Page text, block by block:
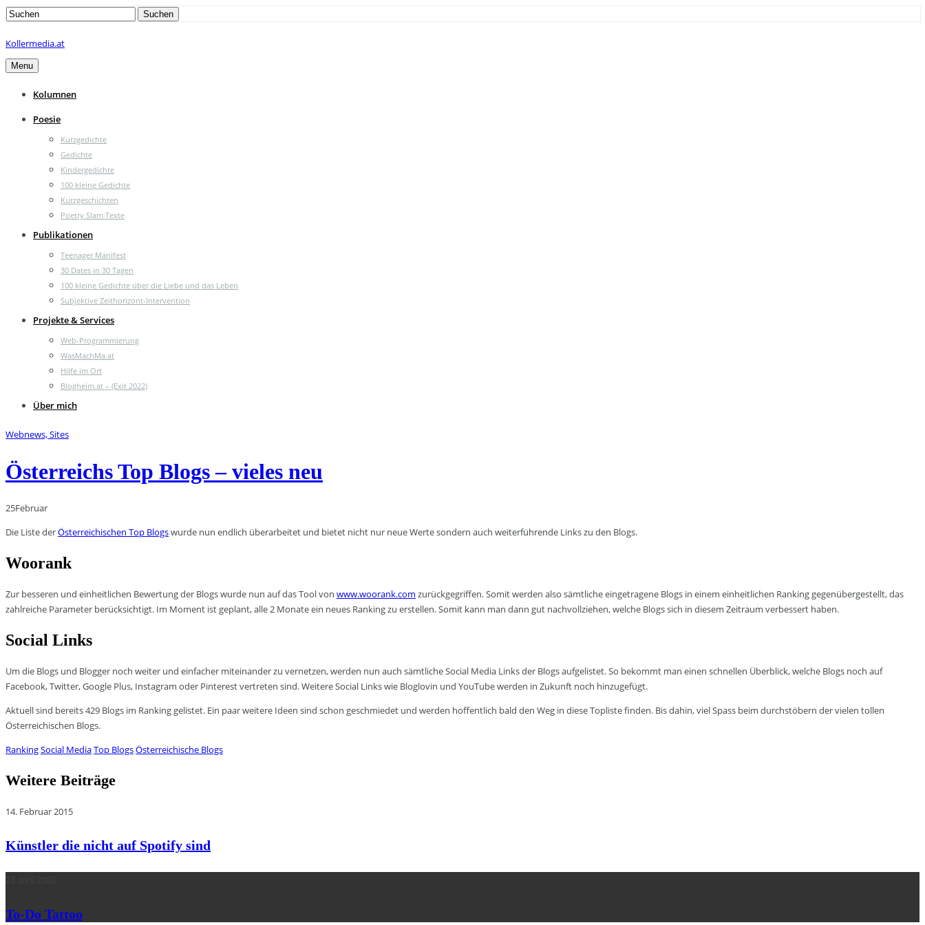
Search
Suchen
Kollermedia.at
Menu
Kolumnen
Poesie
Kurzgedichte
Gedichte
Kindergedichte
100 kleine Gedichte
Kurzgeschichten
Poetry Slam Texte
Publikationen
Teenager Manifest
30 Dates in 30 Tagen
100 kleine Gedichte über die Liebe und das Leben
Subjektive Zeithorizont-Intervention
Projekte & Services
Web-Programmierung
WasMachMa.at
Hilfe im Ort
Blogheim.at – (Exit 2022)
Über mich
Webnews, Sites
Österreichs Top Blogs – vieles neu
25Februar
Die Liste derÖsterreichischen Top Blogswurde nun endlich überarbeitet und bietet nicht nur neue Werte sondern auch weiterführende Links zu den Blogs.
Woorank
Zur besseren und einheitlichen Bewertung der Blogs wurde nun auf das Tool von www.woorank.com zurückgegriffen. Somit werden also sämtliche eingetragene Blogs in einem einheitlichen Ranking gegenübergestellt, das
zahlreiche Parameter berücksichtigt. Im Moment ist geplant, alle 2 Monate ein neues Ranking zu erstellen. Somit kann man dann gut nachvollziehen, welche Blogs sich in diesem Zeitraum verbessert haben.
Social Links
Um die Blogs und Blogger noch weiter und einfacher miteinander zu vernetzen, werden nun auch sämtliche Social Media Links der Blogs aufgelistet. So bekommt man einen schnellen Überblick, welche Blogs noch auf
Facebook, Twitter, Google Plus, Instagram oder Pinterest vertreten sind. Weitere Social Links wie Bloglovin und YouTube werden in Zukunft noch hinzugefügt.
Aktuell sind bereits 429 Blogs im Ranking gelistet. Ein paar weitere Ideen sind schon geschmiedet und werden hoffentlich bald den Weg in diese Topliste finden. Bis dahin, viel Spass beim durchstöbern der vielen tollen
Österreichischen Blogs.
RankingSocial MediaTop BlogsÖsterreichische Blogs
Weitere Beiträge
14. Februar 2015
Künstler die nicht auf Spotify sind
To-Do Tattoo